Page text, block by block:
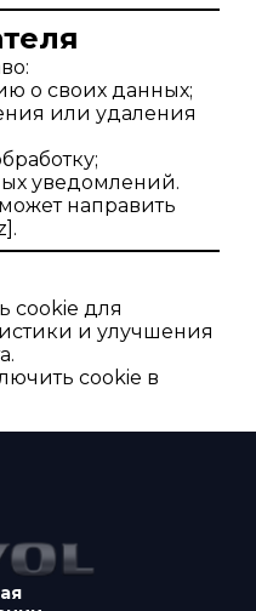
о своих данных;
или удаления
уведомлений.
направить
cookie для
и улучшения
cookie в